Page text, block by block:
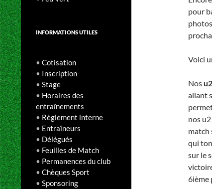
pour
Voici
Nos
allant
nos
match
qui
sur le
6ième
INFORMATIONS UTILES
• Cotisation
• Inscription
• Stage
• Horaires des
entraînements
• Règlement interne
• Entraîneurs
• Délégués
• Feuilles de Match
• Permanences du club
• Chèques Sport
• Sponsoring